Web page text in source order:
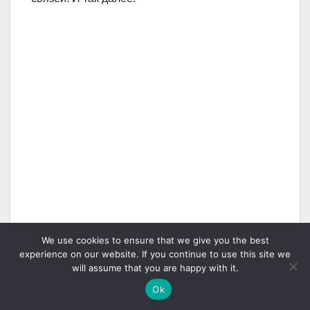
We use cookies to ensure that we give you the best
experience on our website. If you continue to use this site we
will assume that you are happy with it.
Ok